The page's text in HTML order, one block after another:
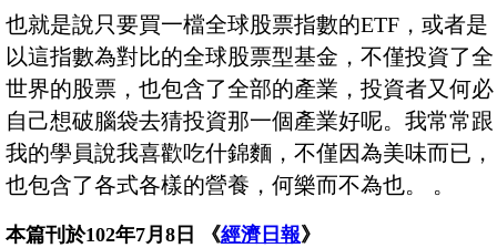
也就是說只要買一檔全球股票指數的ETF，或者是
以這指數為對比的全球股票型基金，不僅投資了全
世界的股票，也包含了全部的產業，投資者又何必
自己想破腦袋去猜投資那一個產業好呢。我常常跟
我的學員說我喜歡吃什錦麵，不僅因為美味而已，
也包含了各式各樣的營養，何樂而不為也。 。
本篇刊於102年7月8日 《經濟日報》